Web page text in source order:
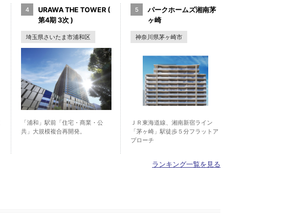
URAWA THE TOWER (
第4期 3次 )
埼玉県さいたま市浦和区
「浦和」駅前「住宅・商業・公
共」大規模複合再開発。
パークホームズ湘南茅
ヶ崎
神奈川県茅ヶ崎市
ＪＲ東海道線、湘南新宿ライン
「茅ヶ崎」駅徒歩５分フラットア
プローチ
ランキング一覧を見る